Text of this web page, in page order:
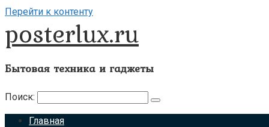
Перейти к контенту
posterlux.ru
Бытовая техника и гаджеты
Поиск:
Главная